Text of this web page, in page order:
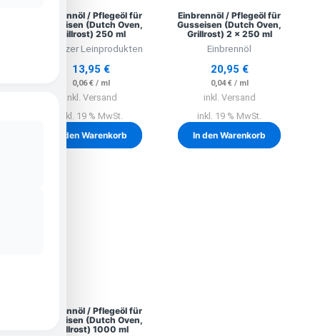
Einbrennöl / Pflegeöl für
Gusseisen (Dutch Oven,
Grillrost) 250 ml
Lausitzer Leinprodukten
13,95 €
0,06€/ ml
inkl. Versand
inkl. 19 % MwSt.
In den Warenkorb
Einbrennöl / Pflegeöl für
Gusseisen (Dutch Oven,
Grillrost) 2 x 250 ml
Einbrennöl
20,95 €
0,04€/ ml
inkl. Versand
inkl. 19 % MwSt.
In den Warenkorb
Einbrennöl / Pflegeöl für
Gusseisen (Dutch Oven,
Grillrost) 1000 ml